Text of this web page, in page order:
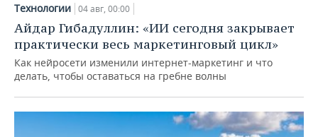
Технологии 04 авг, 00:00
Айдар Гибадуллин: «ИИ сегодня закрывает
практически весь маркетинговый цикл»
Как нейросети изменили интернет-маркетинг и что
делать, чтобы оставаться на гребне волны